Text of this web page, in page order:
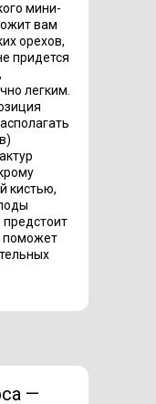
мини-
вам
орехов,
придется
легким.
кистью,
предстоит
поможет
—